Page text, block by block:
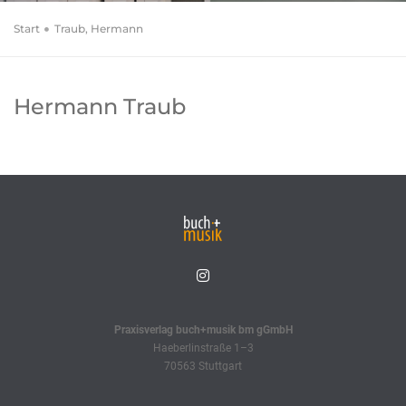
Start Traub, Hermann
Hermann Traub
Praxisverlag buch+musik bm gGmbH
Haeberlinstraße 1–3
70563 Stuttgart